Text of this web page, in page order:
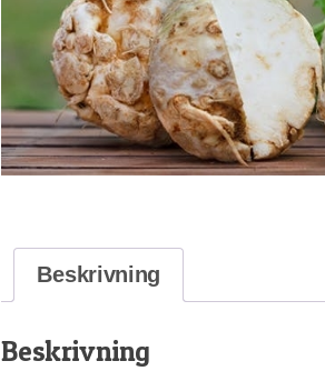
Beskrivning
Beskrivning